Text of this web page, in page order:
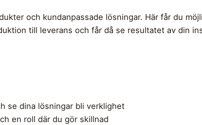
och kundanpassade lösningar. Här får du
till leverans och får då se resultatet av din
se dina lösningar bli verklighet
en roll där du gör skillnad